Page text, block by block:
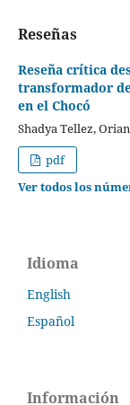
Reseñas
Reseña crítica
transformador
en el Chocó
Shadya Tellez,
pdf
Ver todos los
Idioma
English
Español
Información